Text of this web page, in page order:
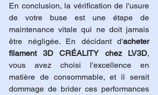
En conclusion, la vérification de l'usure
de votre buse est une étape de
maintenance vitale qui ne doit jamais
être négligée. En décidant d'acheter
filament 3D CRÉALITY chez LV3D,
vous avez choisi l'excellence en
matière de consommable, et il serait
dommage de brider ces performances